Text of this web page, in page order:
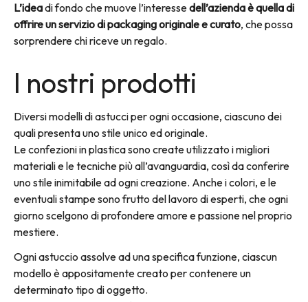
L’ideadi fondo che muove l’interessedell’azienda è quella di
offrire un servizio di packaging originale e curato, che possa
sorprendere chi riceve un regalo.
I nostri prodotti
Diversi modelli di astucci per ogni occasione, ciascuno dei
quali presenta uno stile unico ed originale.
Le confezioni in plastica sono create utilizzato i migliori
materiali e le tecniche più all’avanguardia, così da conferire
uno stile inimitabile ad ogni creazione. Anche i colori, e le
eventuali stampe sono frutto del lavoro di esperti, che ogni
giorno scelgono di profondere amore e passione nel proprio
mestiere.
Ogni astuccio assolve ad una specifica funzione, ciascun
modello è appositamente creato per contenere un
determinato tipo di oggetto.